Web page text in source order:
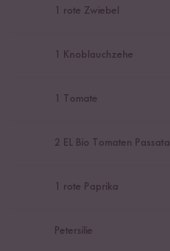
1 rote Zwiebel
1 Knoblauchzehe
1 Tomate
2 EL Bio Tomaten Passata
1 rote Paprika
Petersilie